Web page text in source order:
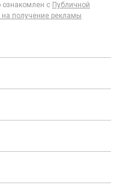
с Публичной
получение рекламы